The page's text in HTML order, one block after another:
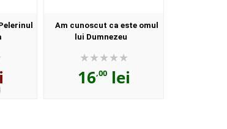
Am cunoscut ca este omul
lui Dumnezeu
16,00lei